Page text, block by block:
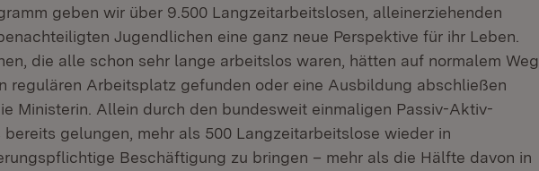
geben wir über 9.500 Langzeitarbeitslosen, alleinerziehenden
Jugendlichen eine ganz neue Perspektive für ihr Leben.
die alle schon sehr lange arbeitslos waren, hätten auf normalem Weg
regulären Arbeitsplatz gefunden oder eine Ausbildung abschließen
Ministerin. Allein durch den bundesweit einmaligen Passiv-Aktiv-
bereits gelungen, mehr als 500 Langzeitarbeitslose wieder in
Beschäftigung zu bringen – mehr als die Hälfte davon in